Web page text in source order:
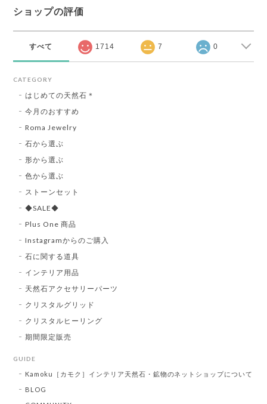
ショップの評価
すべて 1714 7 0
CATEGORY
はじめての天然石＊
今月のおすすめ
Roma Jewelry
石から選ぶ
形から選ぶ
色から選ぶ
ストーンセット
◆SALE◆
Plus One 商品
Instagramからのご購入
石に関する道具
インテリア用品
天然石アクセサリーパーツ
クリスタルグリッド
クリスタルヒーリング
期間限定販売
GUIDE
Kamoku［カモク］インテリア天然石・鉱物のネットショップについて
BLOG